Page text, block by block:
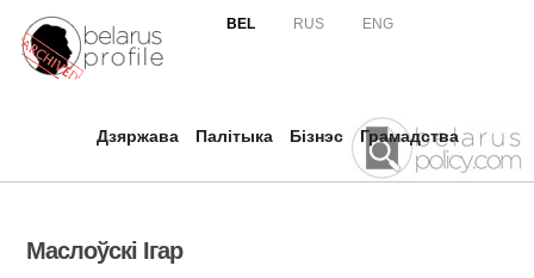
BEL RUS ENG
Дзяржава Палітыка Бізнэс Грамадства
Маслоўскі Ігар